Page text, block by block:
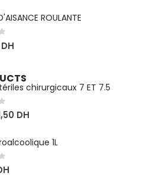
ROULANTE
DH
chirurgicaux 7 ET 7.5
DH
1L